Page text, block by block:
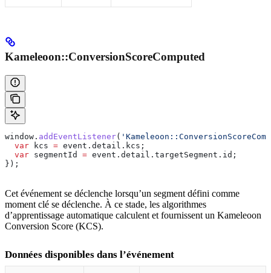
Kameleoon::ConversionScoreComputed
window . addEventListener(
  var
kcs = event . detail . kcs ;
  var
segmentId = event . detail . targetSegment . id ;
});
Cet événement se déclenche lorsqu’un segment défini comme
moment clé se déclenche. À ce stade, les algorithmes
d’apprentissage automatique calculent et fournissent un Kameleoon
Conversion Score (KCS).
Données disponibles dans l’événement